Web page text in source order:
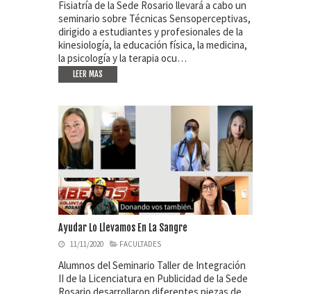
Fisiatría de la Sede Rosario llevará a cabo un
seminario sobre Técnicas Sensoperceptivas,
dirigido a estudiantes y profesionales de la
kinesiología, la educación física, la medicina,
la psicología y la terapia ocu…
LEER MAS
Ayudar Lo Llevamos En La Sangre
11/11/2020 FACULTADES
Alumnos del Seminario Taller de Integración
II de la Licenciatura en Publicidad de la Sede